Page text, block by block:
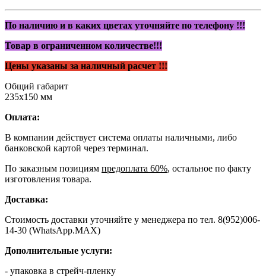
По наличию и в каких цветах уточняйте по телефону !!!
Товар в ограниченном количестве!!!
Цены указаны за наличный расчет !!!
Общий габарит
235x150 мм
Оплата:
В компании действует система оплаты наличными, либо
банковской картой через терминал.
По заказным позициям предоплата 60%, остальное по факту
изготовления товара.
Доставка:
Стоимость доставки уточняйте у менеджера по тел. 8(952)006-
14-30 (WhatsApp.MAX)
Дополнительные услуги:
- упаковка в стрейч-пленку